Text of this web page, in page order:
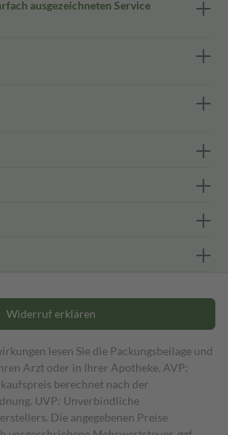
ausgezeichneten Service
Widerruf erklären
lesen Sie die Packungsbeilage und
Arzt oder in Ihrer Apotheke. AVP:
berechnet nach der
UVP: Unverbindliche
Die angegebenen Preise